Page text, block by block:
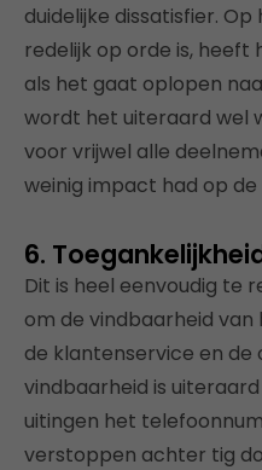
duidelijke dissatisfier.
redelijk op orde is, heeft
als het gaat oplopen
wordt het uiteraard wel
voor vrijwel alle
weinig impact had op
6.
Dit is heel eenvoudig te
om de vindbaarheid
de klantenservice en de
vindbaarheid is
uitingen het
verstoppen achter tig